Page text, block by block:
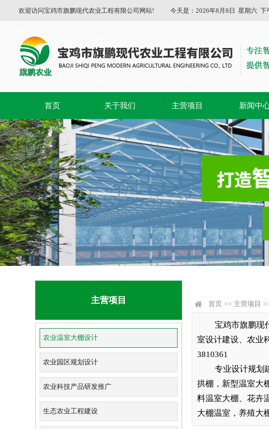
欢迎访问宝鸡市旗鹏现代农业工程有限公司网站! 今天是： 2026年8月8日 星期六 下
首页 关于我们 主营项目 新闻中
主营项目
农业温室大棚设计
农业园区规划设计
农业科技产品研发推广
生态农业工程建设
首页 >> 主营项目
宝鸡市旗鹏现
室设计建设、农业
3810361
专业设计规划
拱棚，新型温室大
料温室大棚、花卉
大棚温室，养殖大